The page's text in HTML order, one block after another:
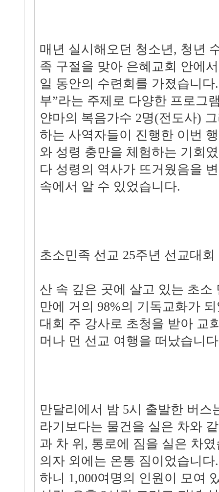
매년 실시해오던 청소년, 청년
족 구절을 맞아 은혜교회 안에
일 동안의 수련회를 가졌습니
부”라는 주제로 다양한 프로그
얀마의 복음가수 2명(전도사)
하는 사역자들이 진행한 이번
와 성령 충만을 체험하는 기회
다 성령의 역사가 뜨거웠음을
속에서 알 수 있었습니다.
초소민족 선교 25주년 선교대회
산 속 깊은 곳에 살고 있는 초소
만에 거의 98%의 기독교화가
대회 주 강사로 초청을 받아 교
머나 먼 선교 여행을 떠났습니
만달리에서 밤 5시 출발한 버스
라기보다는 물건을 실은 차와
과 차 위, 통로에 짐을 실은 차
의자 외에는 온통 짐이었습니
하니 1,000여명의 인원이 모여